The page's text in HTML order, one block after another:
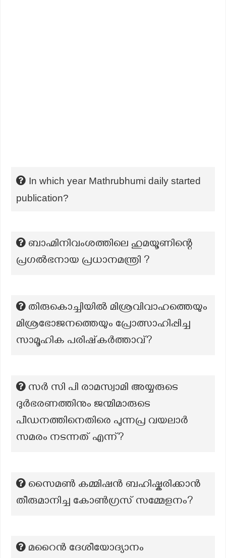
In which year Mathrubhumi daily started
publication?
ബാഹ്മിനിവംശത്തിലെ ഹുമയൂണിന്റെ
പ്രഗൽഭനായ പ്രധാനമന്ത്രി ?
തിരുകൊച്ചിയിൽ മിശ്രവിവാഹത്തെയും
മിശ്രഭോജനത്തെയും പ്രോത്സാഹിപ്പിച്ച
സാമൂഹിക പരിഷ്‌കർത്താവ്?
സർ സി പി രാമസ്വാമി അയ്യരുടെ
ദുർഭരണത്തിനും ജന്മിമാരുടെ
പീഡനത്തിനെതിരെ പുന്നപ്ര വയലാർ
സമരം നടന്നത് എന്ന്?
സൈമൺ കമ്മിഷൻ ബഹിഷ്കരിക്കാൻ
തീരുമാനിച്ച കോൺഗ്രസ് സമ്മേളനം?
മറൈൻ ദേശീയോദ്യാനം